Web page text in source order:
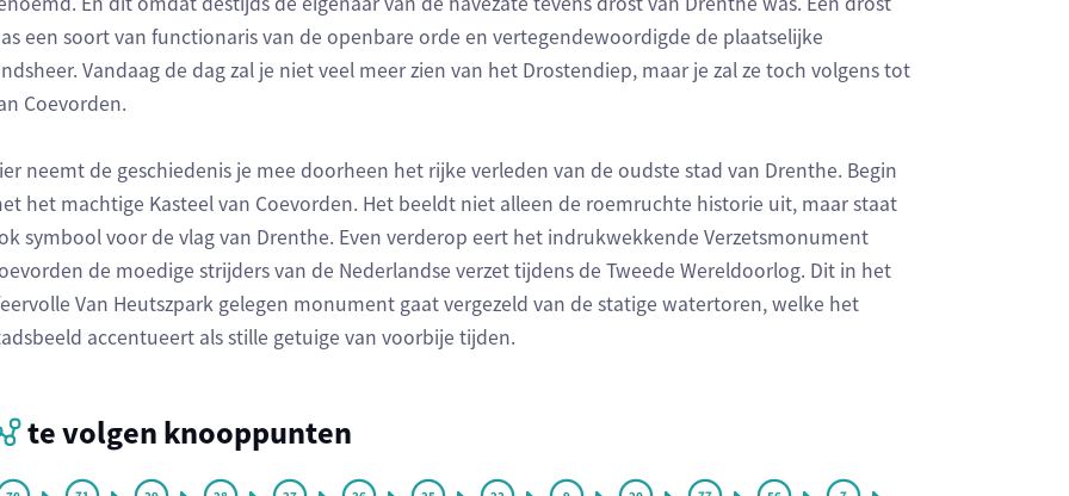
een soort van functionaris van de openbare orde en vertegendewoordigde de plaatselijke
Vandaag de dag zal je niet veel meer zien van het Drostendiep, maar je zal ze toch volgens tot
Coevorden.
neemt de geschiedenis je mee doorheen het rijke verleden van de oudste stad van Drenthe. Begin
het machtige Kasteel van Coevorden. Het beeldt niet alleen de roemruchte historie uit, maar staat
symbool voor de vlag van Drenthe. Even verderop eert het indrukwekkende Verzetsmonument
de moedige strijders van de Nederlandse verzet tijdens de Tweede Wereldoorlog. Dit in het
Van Heutszpark gelegen monument gaat vergezeld van de statige watertoren, welke het
accentueert als stille getuige van voorbije tijden.
te volgen knooppunten